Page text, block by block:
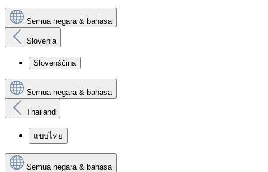
Semua negara & bahasa
Slovenia
Slovenščina
Semua negara & bahasa
Thailand
แบบไทย
Semua negara & bahasa